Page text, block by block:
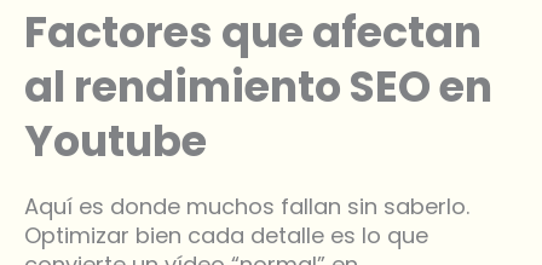
Factores que afectan
al rendimiento SEO en
Youtube
Aquí es donde muchos fallan sin saberlo.
Optimizar bien cada detalle es lo que